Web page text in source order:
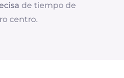
de tiempo de
centro.